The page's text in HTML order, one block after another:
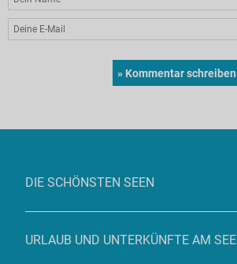
DIE SCHÖNSTEN SEEN
URLAUB UND UNTERKÜNFTE AM SEE